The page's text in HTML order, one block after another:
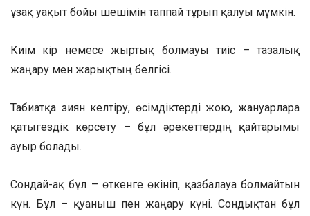
ұзақ уақыт бойы шешімін таппай тұрып қалуы мүмкін.
Киім кір немесе жыртық болмауы тиіс – тазалық
жаңару мен жарықтың белгісі.
Табиғатқа зиян келтіру, өсімдіктерді жою, жануарларға
қатыгездік көрсету – бұл әрекеттердің қайтарымы
ауыр болады.
Сондай-ақ бұл – өткенге өкініп, қазбалауға болмайтын
күн. Бұл – қуаныш пен жаңару күні. Сондықтан бұл